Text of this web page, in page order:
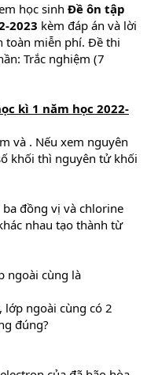
học sinh Đề ôn tập
2023 kèm đáp án và lời
toàn miễn phí. Đề thi
Trắc nghiệm (7
kì 1 năm học 2022-
và . Nếu xem nguyên
khối thì nguyên tử khối
đồng vị và chlorine
nhau tạo thành từ
ngoài cùng là
lớp ngoài cùng có 2
đúng?